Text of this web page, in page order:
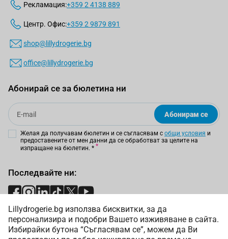
Lillydrogerie.bg използва бисквитки, за да
персонализира и подобри Вашето изживяване в сайта.
Избирайки бутона “Съгласявам се”, можем да Ви
Рекламация:+359 2 4138 889
Центр. Офис:+359 2 9879 891
shop@lillydrogerie.bg
office@lillydrogerie.bg
Абонирай се за бюлетина ни
Email
Абонирам се
Желая да получавам бюлетин и се съгласявам с общи условия и
предоставените от мен данни да се обработват за целите на
изпращане на бюлетин. *
Последвайте ни:
Начини на плащане: